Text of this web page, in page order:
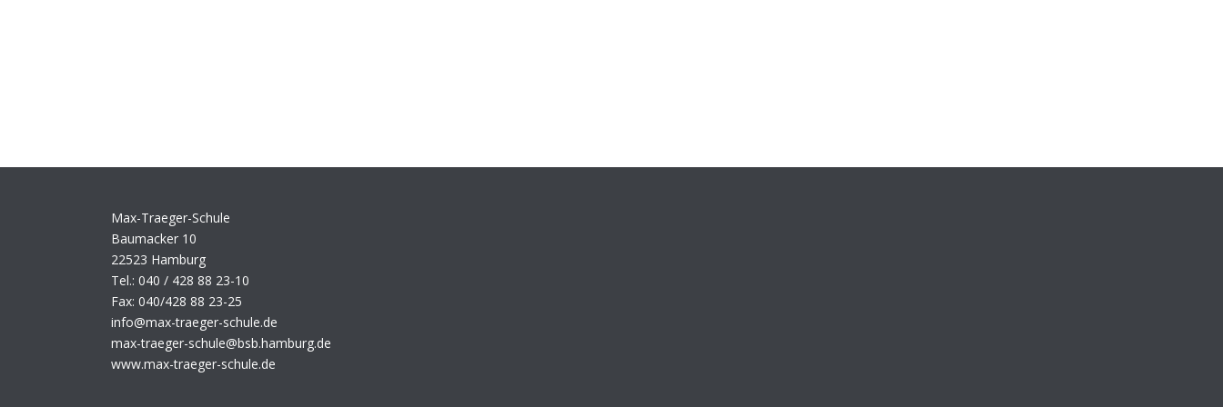
Max-Traeger-Schule
Baumacker 10
22523 Hamburg
Tel.: 040 / 428 88 23-10
Fax: 040/428 88 23-25
info@max-traeger-schule.de
max-traeger-schule@bsb.hamburg.de
www.max-traeger-schule.de